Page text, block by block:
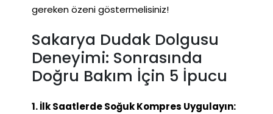
gereken özeni göstermelisiniz!
Sakarya Dudak Dolgusu
Deneyimi: Sonrasında
Doğru Bakım İçin 5 İpucu
1. İlk Saatlerde Soğuk Kompres Uygulayın: